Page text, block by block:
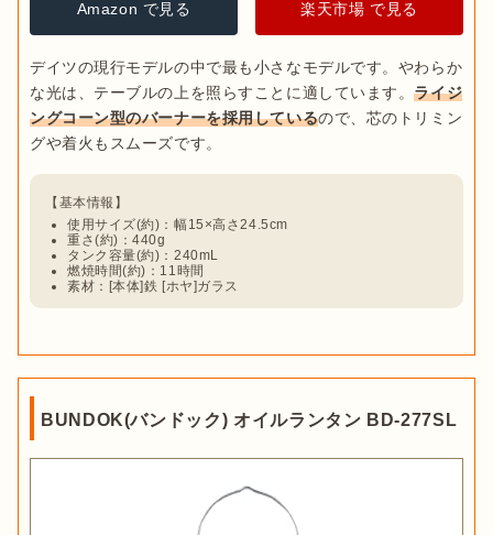
出典：
灯油は石油ストーブにも使われる燃料で、
購入できるため手に入りやすい
120円程度(2024年5月現在)と安価な点も魅力のひとつです。パ
ラフィンオイルの約10分の1の価格のため、ランニングコスト
どが挙げられます。ホヤに煤が付着しやすいため、こまめなメ
ンテナンスが必要です。揮発性が高く火がつきやすいため、持
タンを頻繁に使用し、手入れも苦にならないベテランキャンパ
テーブルランプ
Amazon で見る 楽天市場 で見る
デイツの現行モデルの中で最も小さなモデルです。やわらか
な光は、テーブルの上を照らすことに適しています。ライジ
ングコーン型のバーナーを採用しているので、芯のトリミン
使用サイズ(約)：幅15×高さ24.5cm
重さ(約)：440g
タンク容量(約)：240mL
燃焼時間(約)：11時間
素材：[本体]鉄 [ホヤ]ガラス
BUNDOK(バンドック) オイルランタン BD-277SL